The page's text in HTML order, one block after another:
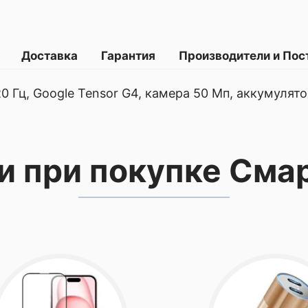
Доставка Гарантия Производители и
2024 г.
на самом устройстве.
дисплей
Гц, Google Tensor G4, камера 50 Мп,
при покупке